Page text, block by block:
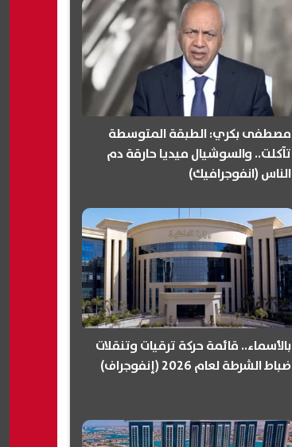
مصطفى بكري: الطبقة المتوسطة
تآكلت.. والسوشيال ميديا حارقة دم
الناس (انفوجرافيك)
بالأسماء.. قائمة حركة ترقيات وتنقلات
ضباط الشرطة لعام 2026 (إنفوجراف)